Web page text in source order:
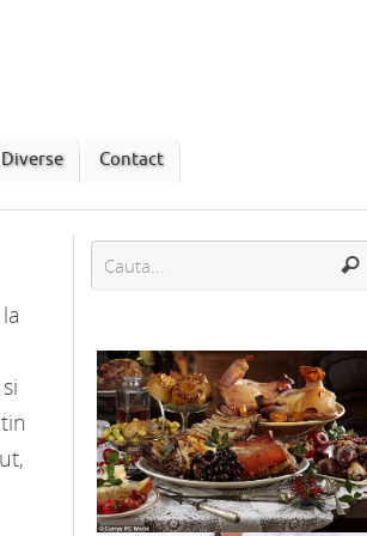
Diverse Contact
Candidoza – tot ce trebuie sa stii